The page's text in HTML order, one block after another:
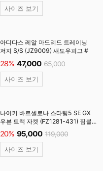
사이즈 보기
아디다스 레알 마드리드 트레이닝
저지 S/S (JZ9009) 섀도우피그 #
28% 47,000 65,000
사이즈 보기
나이키 바르셀로나 스타팅5 SE GX
우븐 트랙 자켓 (FZ1281-431) 짐블루
#
20% 95,000 119,000
사이즈 보기